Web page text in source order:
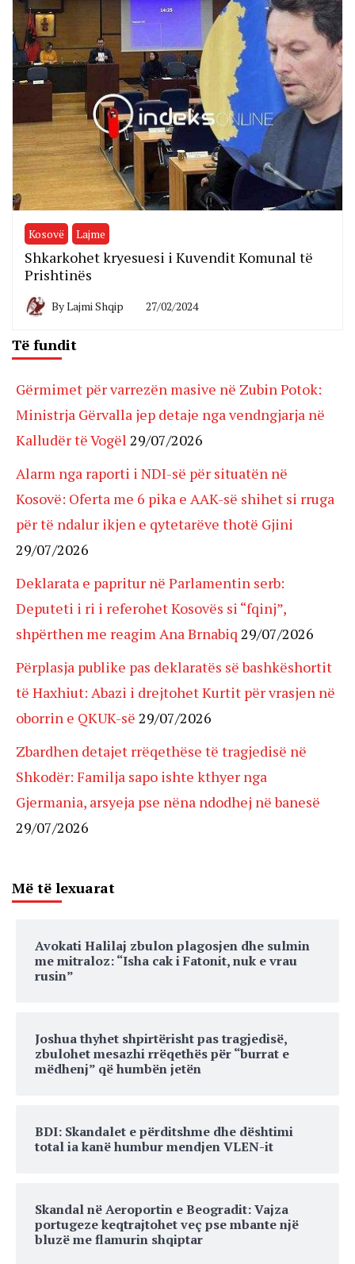
Kosovë Lajme
Shkarkohet kryesuesi i Kuvendit Komunal të
Prishtinës
ByLajmi Shqip 27/02/2024
Të fundit
Gërmimet për varrezën masive në Zubin Potok:
Ministrja Gërvalla jep detaje nga vendngjarja në
Kalludër të Vogël 29/07/2026
Alarm nga raporti i NDI-së për situatën në
Kosovë: Oferta me 6 pika e AAK-së shihet si rruga
për të ndalur ikjen e qytetarëve thotë Gjini
29/07/2026
Deklarata e papritur në Parlamentin serb:
Deputeti i ri i referohet Kosovës si “fqinj”,
shpërthen me reagim Ana Brnabiq 29/07/2026
Përplasja publike pas deklaratës së bashkëshortit
të Haxhiut: Abazi i drejtohet Kurtit për vrasjen në
oborrin e QKUK-së 29/07/2026
Zbardhen detajet rrëqethëse të tragjedisë në
Shkodër: Familja sapo ishte kthyer nga
Gjermania, arsyeja pse nëna ndodhej në banesë
29/07/2026
Më të lexuarat
Avokati Halilaj zbulon plagosjen dhe sulmin
me mitraloz: “Isha cak i Fatonit, nuk e vrau
rusin”
Joshua thyhet shpirtërisht pas tragjedisë,
zbulohet mesazhi rrëqethës për “burrat e
mëdhenj” që humbën jetën
BDI: Skandalet e përditshme dhe dështimi
total ia kanë humbur mendjen VLEN-it
Skandal në Aeroportin e Beogradit: Vajza
portugeze keqtrajtohet veç pse mbante një
bluzë me flamurin shqiptar